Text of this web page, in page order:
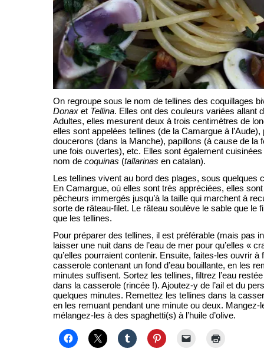
On regroupe sous le nom de tellines des coquillages
Donax et Tellina. Elles ont des couleurs variées allant
Adultes, elles mesurent deux à trois centimètres de
elles sont appelées tellines (de la Camargue à
doucerons (dans la Manche), papillons (à cause de la
une fois ouvertes), etc. Elles sont également
nom de coquinas (tallarinas en catalan).
Les tellines vivent au bord des plages, sous quelques
En Camargue, où elles sont très appréciées, elles
pêcheurs immergés jusqu’à la taille qui marchent à
sorte de râteau-filet. Le râteau soulève le sable que le
que les tellines.
Pour préparer des tellines, il est préférable (mais pas
laisser une nuit dans de l’eau de mer pour qu’elles «
qu’elles pourraient contenir. Ensuite, faites-les ouvrir à
casserole contenant un fond d’eau bouillante, en les
minutes suffisent. Sortez les tellines, filtrez l’eau
dans la casserole (rincée !). Ajoutez-y de l’ail et du
quelques minutes. Remettez les tellines dans la
en les remuant pendant une minute ou deux. Mangez-
mélangez-les à des spaghetti(s) à l’huile d’olive.